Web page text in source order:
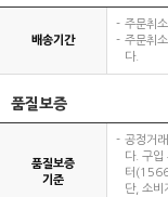
배송기간
주문취
주문취
다.
품질보증
품질보증
기준
공정거
다. 구입
터
단, 소비